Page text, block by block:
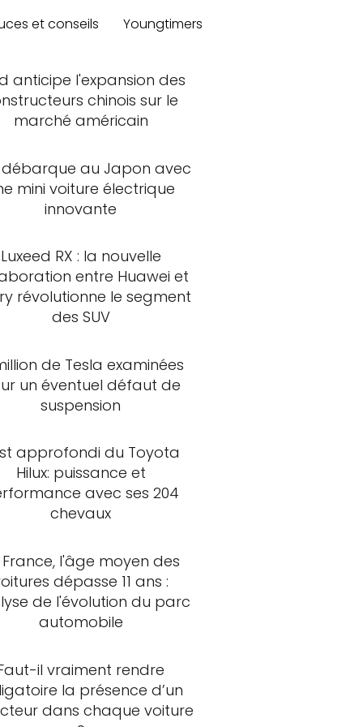
et conseils Youngtimers
anticipe l'expansion des
chinois sur le
marché américain
débarque au Japon avec
mini voiture électrique
innovante
Luxeed RX : la nouvelle
entre Huawei et
révolutionne le segment
des SUV
de Tesla examinées
un éventuel défaut de
suspension
approfondi du Toyota
Hilux: puissance et
avec ses 204
chevaux
France, l'âge moyen des
dépasse 11 ans :
de l'évolution du parc
automobile
il vraiment rendre
la présence d’un
dans chaque voiture